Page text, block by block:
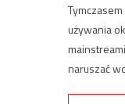
używania
naruszać